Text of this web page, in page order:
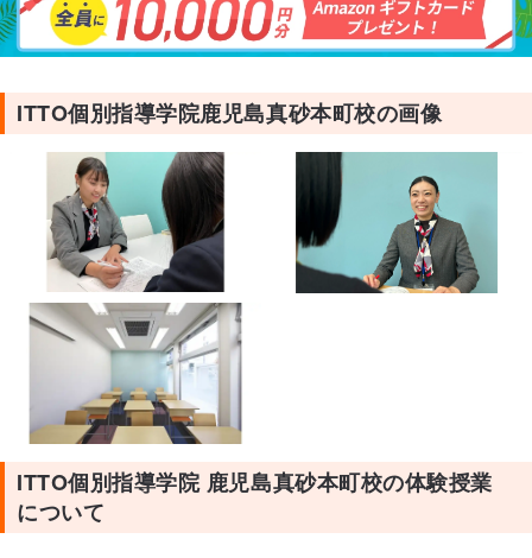
ITTO個別指導学院鹿児島真砂本町校の画像
ITTO個別指導学院 鹿児島真砂本町校の体験授業
について